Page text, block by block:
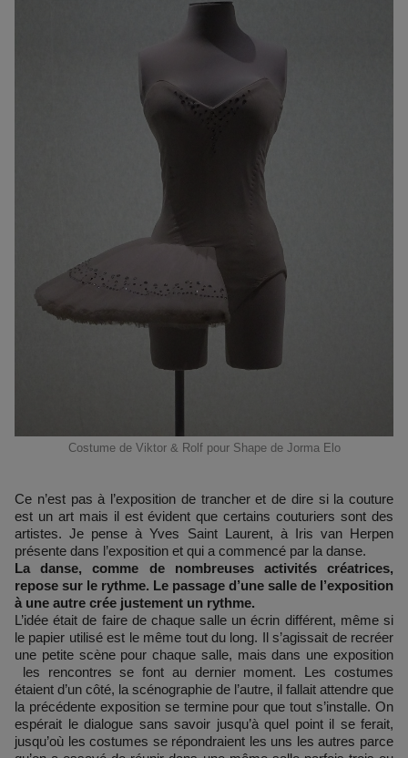
Costume de Viktor & Rolf pour Shape de Jorma Elo
Ce n’est pas à l’exposition de trancher et de dire si la couture
est un art mais il est évident que certains couturiers sont des
artistes. Je pense à Yves Saint Laurent, à Iris van Herpen
présente dans l’exposition et qui a commencé par la danse.
La danse, comme de nombreuses activités créatrices,
repose sur le rythme. Le passage d’une salle de l’exposition
à une autre crée justement un rythme.
L’idée était de faire de chaque salle un écrin différent, même si
le papier utilisé est le même tout du long. Il s’agissait de recréer
une petite scène pour chaque salle, mais dans une exposition
les rencontres se font au dernier moment. Les costumes
étaient d’un côté, la scénographie de l’autre, il fallait attendre que
la précédente exposition se termine pour que tout s’installe. On
espérait le dialogue sans savoir jusqu’à quel point il se ferait,
jusqu’où les costumes se répondraient les uns les autres parce